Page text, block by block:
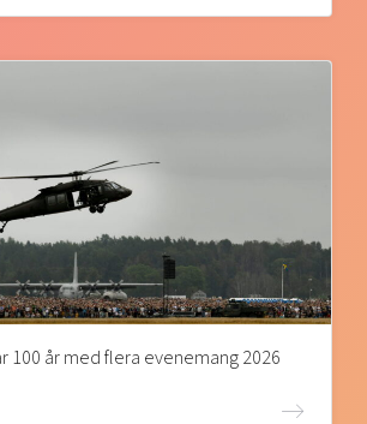
100 år med flera evenemang 2026